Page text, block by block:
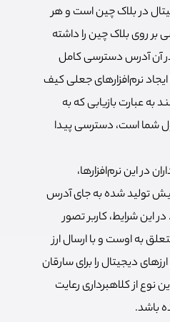
در بلاک چین است و هر
روی بلاک چین را داشته
آن آدرس دسترسی کامل
نرم‌افزارهای جعلی کیف
به عبارت بازیابی که به
شما است، دسترسی پیدا
در این نرم‌افزارها،
تولید شده به جای آدرس
این شرایط، کاربر تصور
به اوست و با ارسال ارز
دیجیتال را برای سارقان
نوع از کلاهبرداری رعایت
باشد.